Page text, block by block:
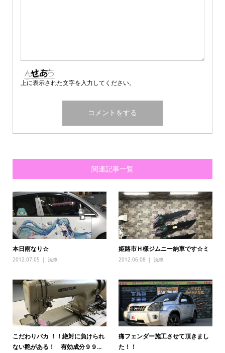
上に表示された文字を入力してください。
関連記事一覧
本日雨なり☆
2012.07.05 洗車
姫路市Ｈ様ジムニー納車です☆ミ
2012.06.08 洗車
こだわりバカ ！！絶対に負けられ
ない艶がある！ 有効成分９９...
痛フェンダー施工させて頂きまし
た！！